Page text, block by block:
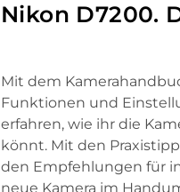
Nikon D7200.
Mit dem
Funktionen und
erfahren, wie ihr die
könnt. Mit den
den Empfehlungen für
neue Kamera im